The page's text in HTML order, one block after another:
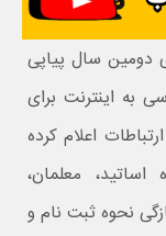
دومین سال پیاپی
به اینترنت برای
اعلام کرده
اساتید، معلمان،
نحوه ثبت نام و